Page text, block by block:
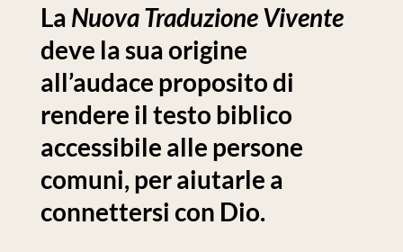
La Nuova Traduzione Vivente
deve la sua origine
all’audace proposito di
rendere il testo biblico
accessibile alle persone
comuni, per aiutarle a
connettersi con Dio.